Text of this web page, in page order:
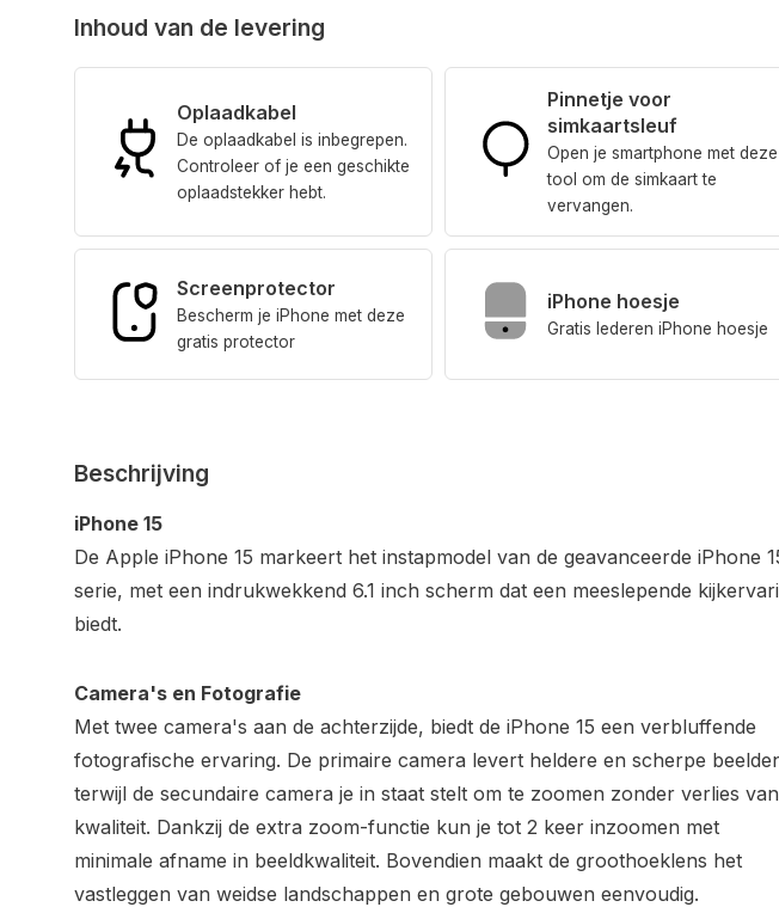
Inhoud van de levering
Oplaadkabel
De oplaadkabel is inbegrepen.
Controleer of je een geschikte
oplaadstekker hebt.
Pinnetje voor
simkaartsleuf
Open je smartphone met deze
tool om de simkaart te
vervangen.
Screenprotector
Bescherm je iPhone met deze
gratis protector
iPhone hoesje
Gratis lederen iPhone hoesje
Beschrijving
iPhone 15
De Apple iPhone 15 markeert het instapmodel van de geavanceerde iPhone
serie, met een indrukwekkend 6.1 inch scherm dat een meeslepende
biedt.
Camera's en Fotografie
Met twee camera's aan de achterzijde, biedt de iPhone 15 een verbluffende
fotografische ervaring. De primaire camera levert heldere en scherpe
terwijl de secundaire camera je in staat stelt om te zoomen zonder verlies van
kwaliteit. Dankzij de extra zoom-functie kun je tot 2 keer inzoomen met
minimale afname in beeldkwaliteit. Bovendien maakt de groothoeklens het
vastleggen van weidse landschappen en grote gebouwen eenvoudig.